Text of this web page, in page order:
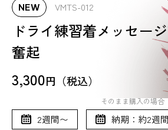
NEW VMTS-012
ドライ練習着メッセー
奮起
3,300円（税込）
2週間〜
そのまま購入の場合
納期：約2週間